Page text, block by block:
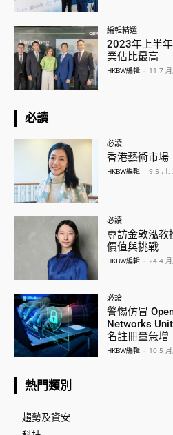
編輯精選
2023年上半
業佔比最高
HKBW編輯 - 11 7
必讀
必讀
香港藝術市場
HKBW編輯 - 9 5 月,
必讀
專訪金敦泓教
價值與挑戰
HKBW編輯 - 24 4
必讀
警惕仿冒
Networks
名註冊量急增
HKBW編輯 - 10 5
熱門類別
趨勢及資安